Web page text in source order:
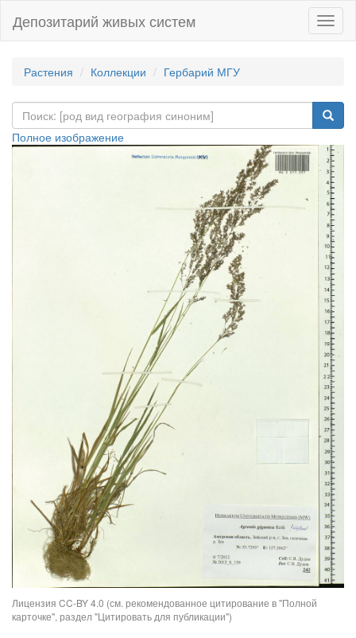
Депозитарий живых систем
Растения Коллекции Гербарий МГУ
Полное изображение
Лицензия CC-BY 4.0 (см. рекомендованное цитирование в "Полной
карточке", раздел "Цитировать для публикации")